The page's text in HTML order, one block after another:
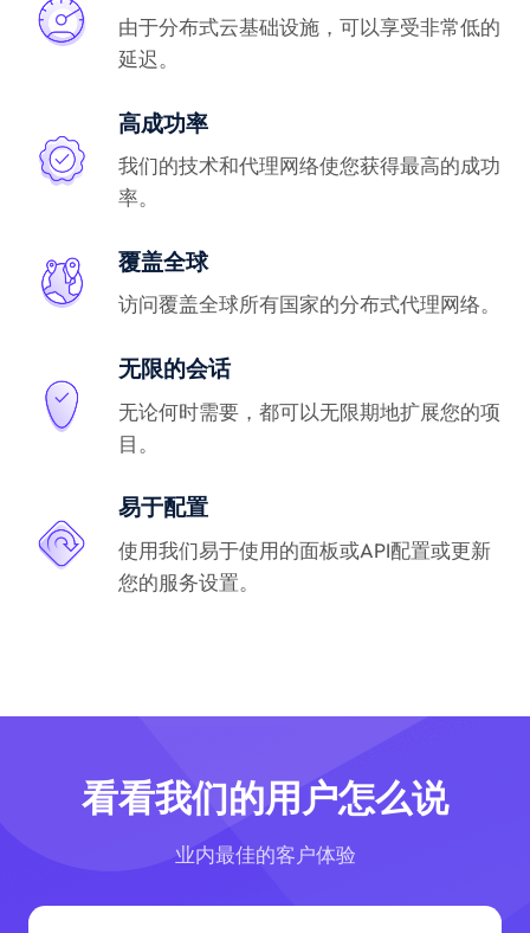
由于分布式云基础设施，可以享受非常低的
延迟。
高成功率
我们的技术和代理网络使您获得最高的成功
率。
覆盖全球
访问覆盖全球所有国家的分布式代理网络。
无限的会话
无论何时需要，都可以无限期地扩展您的项
目。
易于配置
使用我们易于使用的面板或API配置或更新
您的服务设置。
看看我们的用户怎么说
业内最佳的客户体验